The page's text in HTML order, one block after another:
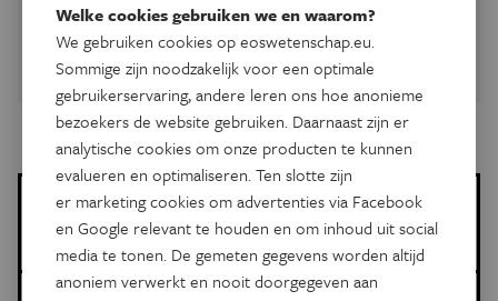
Schrijf je in
Els Verweire
Meer artikels van deze auteur
Welke cookies gebruiken we en waarom?
We gebruiken cookies op eoswetenschap.eu.
Sommige zijn noodzakelijk voor een optimale
gebruikerservaring, andere leren ons hoe anonieme
bezoekers de website gebruiken. Daarnaast zijn er
analytische cookies om onze producten te kunnen
evalueren en optimaliseren. Ten slotte zijn
er marketing cookies om advertenties via Facebook
en Google relevant te houden en om inhoud uit social
media te tonen. De gemeten gegevens worden altijd
anoniem verwerkt en nooit doorgegeven aan